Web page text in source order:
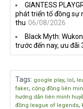
GIANTESS
phát triển tố đồng sự
thu 06/08/2026
Black Myth:
trước đến nay, ưu đãi
Tags: google play, lol,
faker, cộng đồng liên
hướng dẫn liên minh
đồng league of legends,